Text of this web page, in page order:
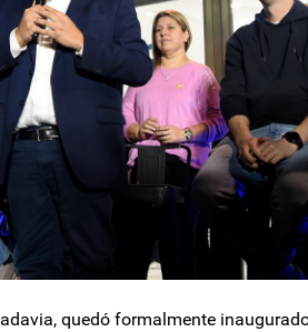
quedó formalmente